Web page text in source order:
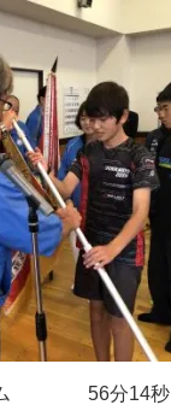
ム 56分14秒